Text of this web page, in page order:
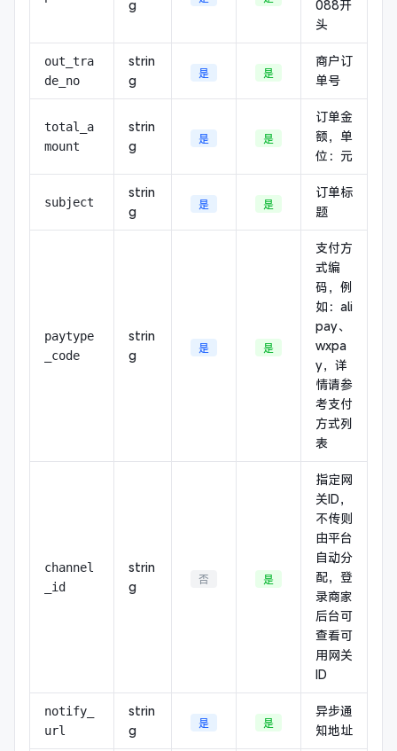
g
088开
头
out_tra
de_no
strin
g
是 是
商户订
单号
total_a
mount
strin
g
是 是
订单金
额，单
位：元
subject
strin
g
是 是
订单标
题
paytype
_code
strin
g
是 是
支付方
式编
码，例
如：ali
pay、
wxpa
y，详
情请参
考支付
方式列
表
channel
_id
strin
g
否 是
指定网
关ID，
不传则
由平台
自动分
配，登
录商家
后台可
查看可
用网关
ID
notify_
url
strin
g
是 是
异步通
知地址